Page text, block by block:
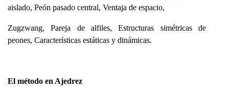
aislado, Peón pasado central, Ventaja de espacio,
Zugzwang, Pareja de alfiles, Estructuras simétricas de
peones, Características estáticas y dinámicas.
El método en Ajedrez